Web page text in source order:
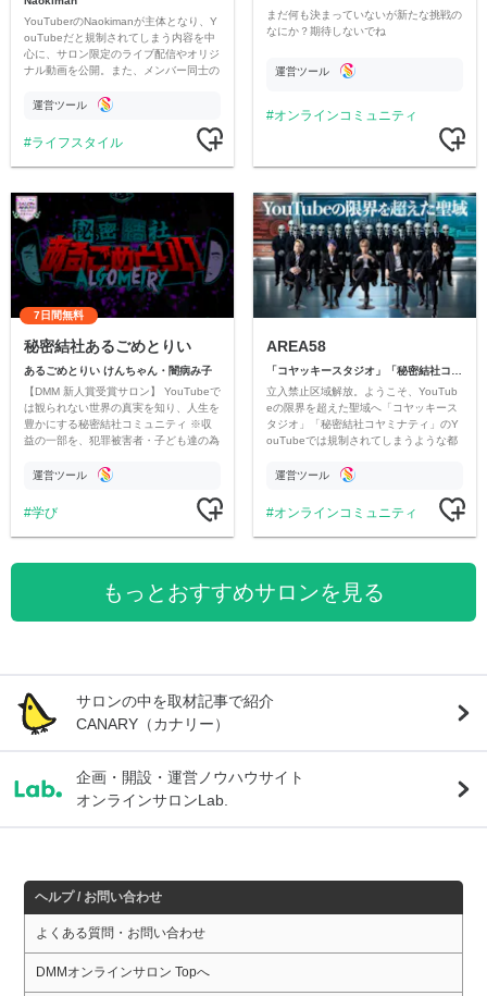
YouTuberのNaokimanが主体となり、Y
ouTubeだと規制されてしまう内容を中
心に、サロン限定のライブ配信やオリジ
ナル動画を公開。また、メンバー同士の
ただいています。
運営ツール
ライフスタイル
まだ何も決まっていないが新たな挑戦の
なにか？期待しないでね
運営ツール
オンラインコミュニティ
7日間無料
秘密結社あるごめとりい
あるごめとりい けんちゃん・闇病み子
【DMM 新人賞受賞サロン】 YouTubeで
は観られない世界の真実を知り、人生を
豊かにする秘密結社コミュニティ ※収
益の一部を、犯罪被害者・子ども達の為
す運営ツール
学び
AREA58
立入禁止区域解放。ようこそ、YouTub
eの限界を超えた聖域へ「コヤッキース
タジオ」「秘密結社コヤミナティ」のY
ouTubeでは規制されてしまうような都
公開。
運営ツール
オンラインコミュニティ
もっとおすすめサロンを見る
サロンの中を取材記事で紹介
CANARY（カナリー）
企画・開設・運営ノウハウサイト
オンラインサロンLab.
ヘルプ / お問い合わせ
よくある質問・お問い合わせ
DMMオンラインサロン Topへ